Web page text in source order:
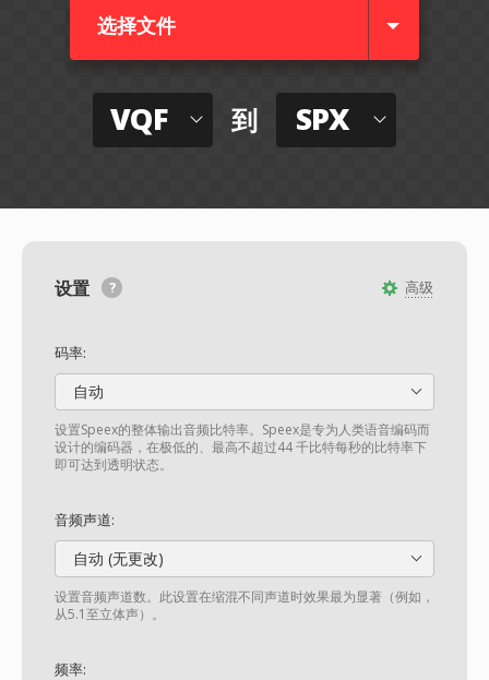
选择文件
VQF 到 SPX
高级
设置
码率:
自动
设置Speex的整体输出音频比特率。Speex是专为人类语音编码而
设计的编码器，在极低的、最高不超过44 千比特每秒的比特率下
即可达到透明状态。
音频声道:
自动 (无更改)
设置音频声道数。此设置在缩混不同声道时效果最为显著（例如，
从5.1至立体声）。
频率: